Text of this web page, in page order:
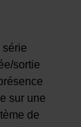
série
sortie
sur une
de